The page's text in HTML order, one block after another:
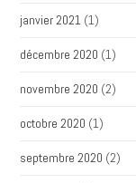
janvier 2021 (1)
décembre 2020 (1)
novembre 2020 (2)
octobre 2020 (1)
septembre 2020 (2)